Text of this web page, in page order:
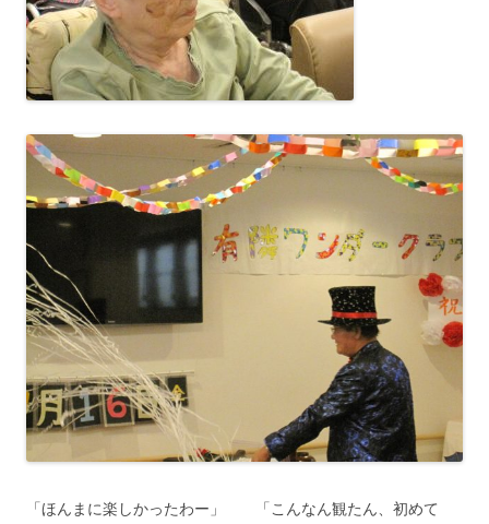
「ほんまに楽しかったわー」 「こんなん観たん、初めて